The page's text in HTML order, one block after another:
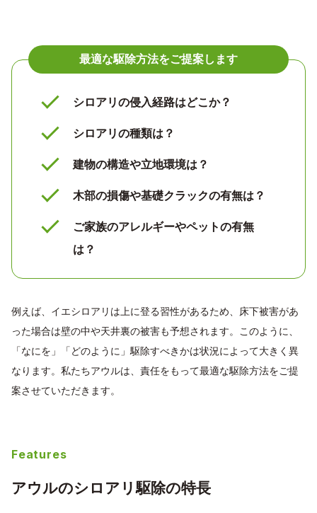
最適な駆除方法をご提案します
シロアリの侵入経路はどこか？
シロアリの種類は？
建物の構造や立地環境は？
木部の損傷や基礎クラックの有無は？
ご家族のアレルギーやペットの有無
は？
例えば、イエシロアリは上に登る習性があるため、床下被害があ
った場合は壁の中や天井裏の被害も予想されます。このように、
「なにを」「どのように」駆除すべきかは状況によって大きく異
なります。私たちアウルは、責任をもって最適な駆除方法をご提
案させていただきます。
Features
アウルのシロアリ駆除の特長